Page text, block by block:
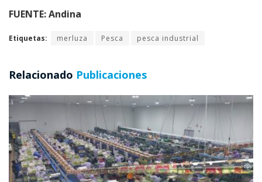
FUENTE: Andina
Etiquetas: merluza Pesca pesca industrial
Relacionado Publicaciones